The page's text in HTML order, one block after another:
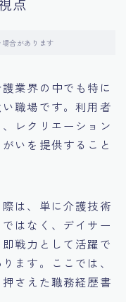
す影響
合があります
業界の中でも特に
職場です。利用者
レクリエーション
いを提供すること
は、単に介護技術
はなく、デイサー
戦力として活躍で
ます。ここでは、
さえた職務経歴書